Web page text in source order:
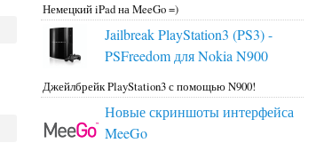
Немецкий iPad на MeeGo =)
Jailbreak PlayStation3 (PS3) -
PSFreedom для Nokia N900
Джейлбрейк PlayStation3 с помощью N900!
Новые скриншоты интерфейса
MeeGo